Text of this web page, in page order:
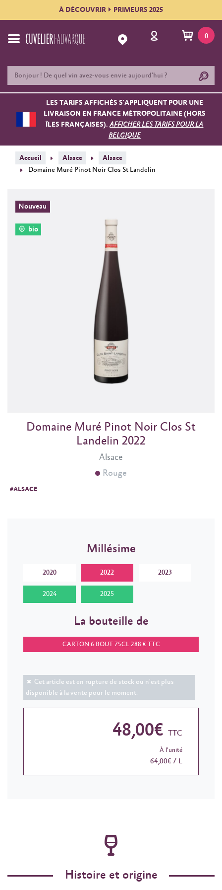
À DÉCOUVRIR PRIMEURS 2025
0
LES TARIFS AFFICHÉS S'APPLIQUENT POUR UNE
LIVRAISON EN FRANCE MÉTROPOLITAINE (HORS
ÎLES FRANÇAISES).AFFICHER LES TARIFS POUR LA
BELGIQUE
Accueil Alsace
Alsace
Domaine Muré Pinot Noir Clos St Landelin
Nouveau
bio
Alsace
Domaine Muré Pinot Noir Clos St
Landelin 2022
Rouge
#ALSACE
Millésime
2020 2022 2023
2024 2025
La bouteille de
CARTON 6 BOUT 75CL 288 € TTC
Cet article est en rupture de stock ou n'est plus
disponible à la vente pour le moment.
48,00€ TTC
À l'unité
64,00€ / L
Histoire et origine